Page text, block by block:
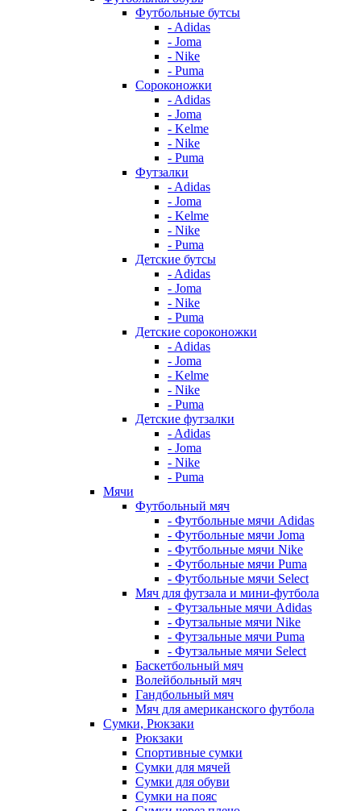
Футбольные бутсы
- Adidas
- Joma
- Nike
- Puma
Сороконожки
- Adidas
- Joma
- Kelme
- Nike
- Puma
Футзалки
- Adidas
- Joma
- Kelme
- Nike
- Puma
Детские бутсы
- Adidas
- Joma
- Nike
- Puma
Детские сороконожки
- Adidas
- Joma
- Kelme
- Nike
- Puma
Детские футзалки
- Adidas
- Joma
- Nike
- Puma
Мячи
Футбольный мяч
- Футбольные мячи Adidas
- Футбольные мячи Joma
- Футбольные мячи Nike
- Футбольные мячи Puma
- Футбольные мячи Select
Мяч для футзала и мини-футбола
- Футзальные мячи Adidas
- Футзальные мячи Nike
- Футзальные мячи Puma
- Футзальные мячи Select
Баскетбольный мяч
Волейбольный мяч
Гандбольный мяч
Мяч для американского футбола
Сумки, Рюкзаки
Рюкзаки
Спортивные сумки
Сумки для мячей
Сумки для обуви
Сумки на пояс